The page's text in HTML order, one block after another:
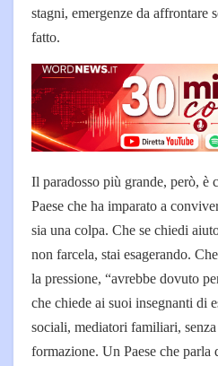
stagni, emergenze da affrontare
fatto.
Il paradosso più grande, però, è
Paese che ha imparato a
sia una colpa. Che se chiedi
non farcela, stai esagerando.
la pressione, “avrebbe dovuto
che chiede ai suoi insegnanti di
sociali, mediatori familiari,
formazione. Un Paese che parla